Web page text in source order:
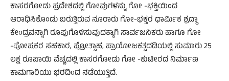
ಕಾಸರಗೋಡು ಪ್ರದೇಶದಲ್ಲಿ ಗೋವುಗಳನ್ನು ಗೋ -ಭಕ್ತಿಯಿಂದ
ಆರಾಧಿಸಿಕೊಂಡು ಬರುತ್ತಿರುವ ನೂರಾರು ಗೋ-ಭಕ್ತರ ಧಾರ್ಮಿಕ ಶ್ರದ್ಧಾ
ಕೇಂದ್ರವನ್ನಾಗಿ ರೂಪುಗೊಳಿಸುವುದಕ್ಕಾಗಿ ಸಾರ್ವಜನಿಕರು ಹಾಗೂ ಗೋ
-ಪೋಷಕರ ಸಹಕಾರ, ಪ್ರೋತ್ಸಾಹ, ಪ್ರಾಯೋಜಕತ್ವದಡಿಯಲ್ಲಿ ಸುಮಾರು 25
ಲಕ್ಷ ರೂಪಾಯಿ ವೆಚ್ಚದಲ್ಲಿ ಕಾಸರಗೋಡು ಗೋ -ಕುಟೀರದ ನಿರ್ಮಾಣ
ಕಾಮಗಾರಿಯು ಭರದಿಂದ ನಡೆಯುತ್ತಿದೆ.